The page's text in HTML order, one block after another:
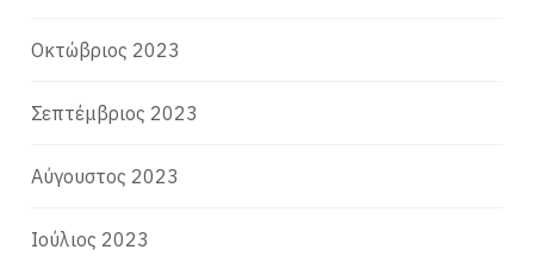
Οκτώβριος 2023
Σεπτέμβριος 2023
Αύγουστος 2023
Ιούλιος 2023